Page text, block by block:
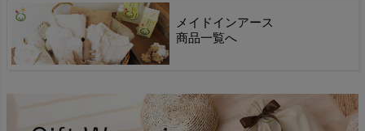
メイドインアース
商品一覧へ